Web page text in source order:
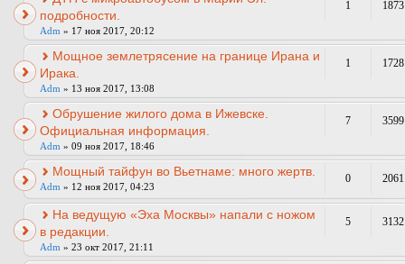
подробности.
Adm » 17 ноя 2017, 20:12
1 1873
Мощное землетрясение на границе Ирана и
Ирака.
Adm » 13 ноя 2017, 13:08
1 1728
Обрушение жилого дома в Ижевске.
Официальная информация.
Adm » 09 ноя 2017, 18:46
7 3599
Мощный тайфун во Вьетнаме: много жертв.
Adm » 12 ноя 2017, 04:23
0 2061
На ведущую «Эха Москвы» напали с ножом
в редакции.
Adm » 23 окт 2017, 21:11
5 3132